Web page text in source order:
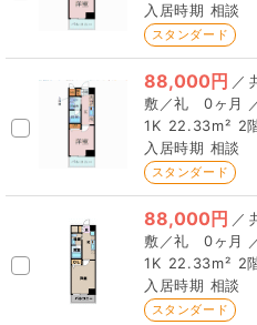
相談
スタンダード
88,000円 ／
0ヶ月
1K 22.33m² 2
相談
スタンダード
88,000円 ／
0ヶ月
1K 22.33m² 2
相談
スタンダード